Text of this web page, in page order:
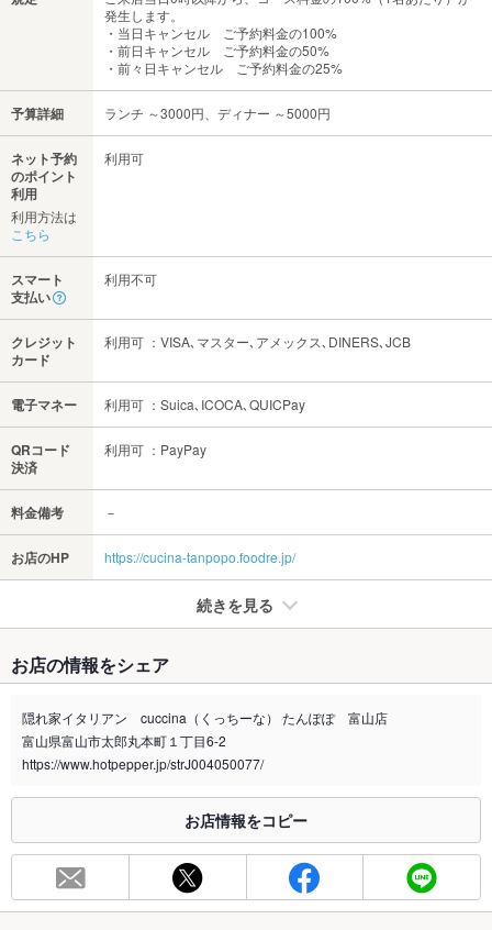
発生します。
・当日キャンセル ご予約料金の100%
・前日キャンセル ご予約料金の50%
・前々日キャンセル ご予約料金の25%
予算詳細 ランチ ～3000円、ディナー ～5000円
ネット予約
のポイント
利用
利用方法は
こちら
利用可
スマート
支払い
利用不可
クレジット
カード
利用可 ：VISA､マスター､アメックス､DINERS､JCB
電子マネー 利用可 ：Suica､ICOCA､QUICPay
QRコード
決済
利用可 ：PayPay
料金備考 －
お店のHP https://cucina-tanpopo.foodre.jp/
続きを見る
禁煙・喫煙
全席禁煙
め、病院敷地内は完全禁煙でお願いします
喫煙専用室 なし
お席
総席数 12席
お店の情報をシェア
隠れ家イタリアン cuccina（くっちーな） たんぽぽ 富山店
富山県富山市太郎丸本町１丁目6-2
https://www.hotpepper.jp/strJ004050077/
お店情報をコピー